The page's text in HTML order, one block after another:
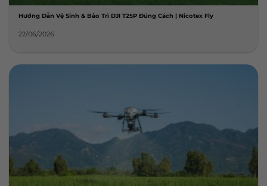
Hướng Dẫn Vệ Sinh & Bảo Trì DJI T25P Đúng Cách | Nicotex Fly
22/06/2026